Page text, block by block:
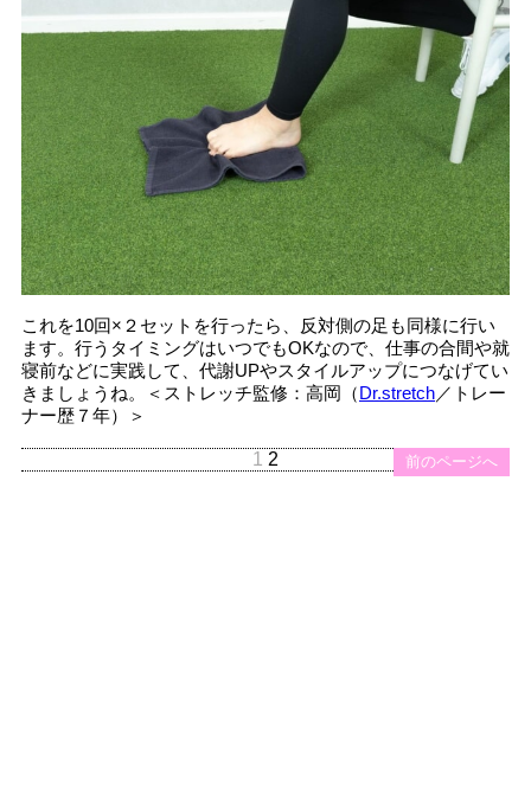
これを10回×２セットを行ったら、反対側の足も同様に行い
ます。行うタイミングはいつでもOKなので、仕事の合間や就
寝前などに実践して、代謝UPやスタイルアップにつなげてい
きましょうね。＜ストレッチ監修：高岡（Dr.stretch／トレー
ナー歴７年）＞
前のページへ
1 2